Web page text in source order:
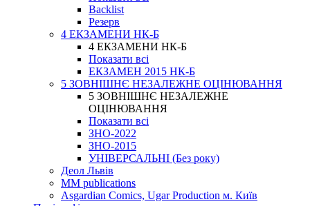
Backlist
Резерв
4 ЕКЗАМЕНИ НК-Б
4 ЕКЗАМЕНИ НК-Б
Показати всі
ЕКЗАМЕН 2015 НК-Б
5 ЗОВНІШНЄ НЕЗАЛЕЖНЕ ОЦІНЮВАННЯ
5 ЗОВНІШНЄ НЕЗАЛЕЖНЕ
ОЦІНЮВАННЯ
Показати всі
ЗНО-2022
ЗНО-2015
УНІВЕРСАЛЬНІ (Без року)
Деол Львів
MM publications
Asgardian Comics, Ugar Production м. Київ